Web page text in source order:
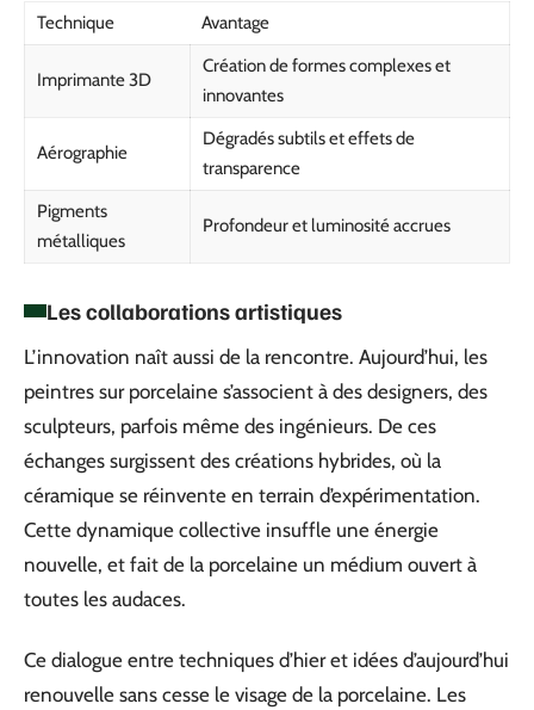
Technique Avantage
Imprimante 3D
Création de formes complexes et
innovantes
Aérographie
Dégradés subtils et effets de
transparence
Pigments
métalliques
Profondeur et luminosité accrues
Les collaborations artistiques
L’innovation naît aussi de la rencontre. Aujourd’hui, les
peintres sur porcelaine s’associent à des designers, des
sculpteurs, parfois même des ingénieurs. De ces
échanges surgissent des créations hybrides, où la
céramique se réinvente en terrain d’expérimentation.
Cette dynamique collective insuffle une énergie
nouvelle, et fait de la porcelaine un médium ouvert à
toutes les audaces.
Ce dialogue entre techniques d’hier et idées d’aujourd’hui
renouvelle sans cesse le visage de la porcelaine. Les